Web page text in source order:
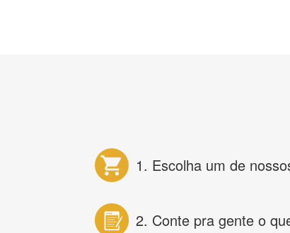
1. Escolha um de
2. Conte pra gente o